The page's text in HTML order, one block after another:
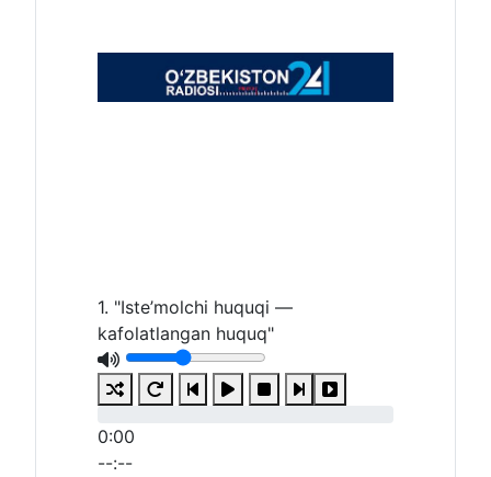
1. "Iste’molchi huquqi —
kafolatlangan huquq"
0:00
--:--